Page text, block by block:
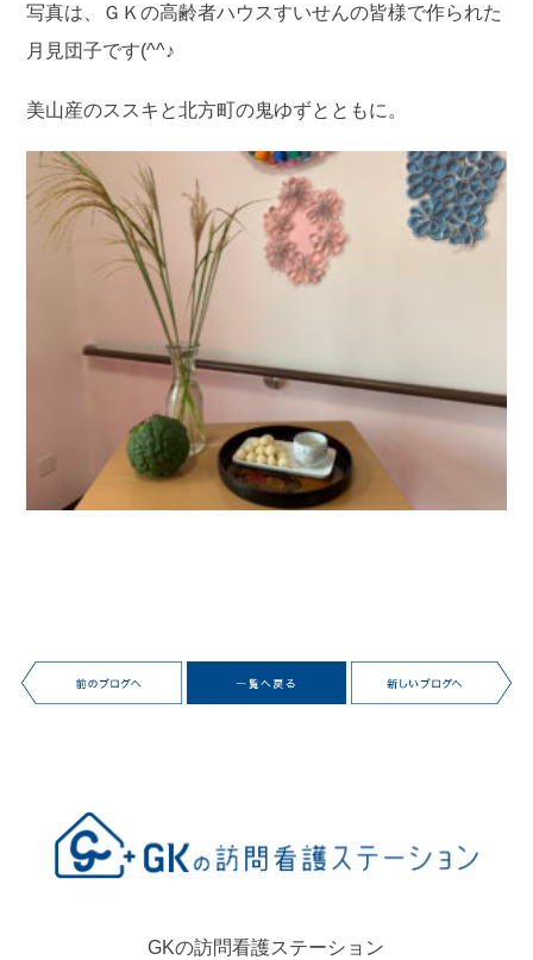
写真は、ＧＫの高齢者ハウスすいせんの皆様で作られた
月見団子です(^^♪
美山産のススキと北方町の鬼ゆずとともに。
GKの訪問看護ステーション